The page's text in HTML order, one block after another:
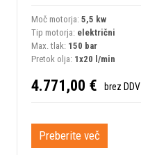
Moč motorja: 5,5 kw
Tip motorja: električni
Max. tlak: 150 bar
Pretok olja: 1x20 l/min
4.771,00 € brez DDV
Preberite več